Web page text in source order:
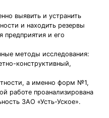
выявить и устранить
и находить резервы
предприятия и его
методы исследования:
конструктивный,
а именно форм №1,
работе проанализирована
ЗАО «Усть-Уское».